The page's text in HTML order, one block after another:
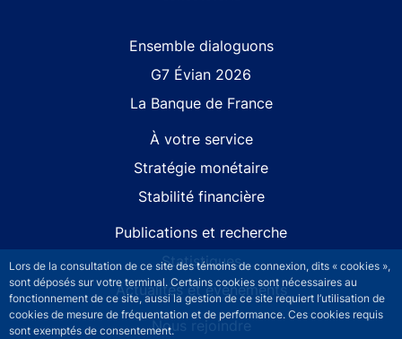
Lors de la consultation de ce site des témoins de connexion, dits « cookies »,
sont déposés sur votre terminal. Certains cookies sont nécessaires au
fonctionnement de ce site, aussi la gestion de ce site requiert l’utilisation de
cookies de mesure de fréquentation et de performance. Ces cookies requis
sont exemptés de consentement.
Ensemble dialoguons
G7 Évian 2026
La Banque de France
À votre service
Stratégie monétaire
Stabilité financière
Publications et recherche
Statistiques
Actualités et événements
Nous rejoindre